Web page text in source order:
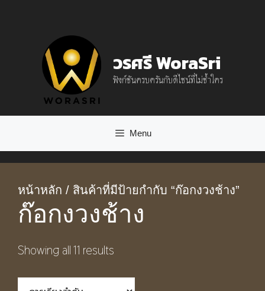
วรศรี WoraSri
ฟังก์ชันครบครันกับดีไซน์ที่ไม่ซ้ำใคร
Menu
หน้าหลัก / สินค้าที่มีป้ายกำกับ “ก๊อกงวงช้าง”
ก๊อกงวงช้าง
Showing all 11 results